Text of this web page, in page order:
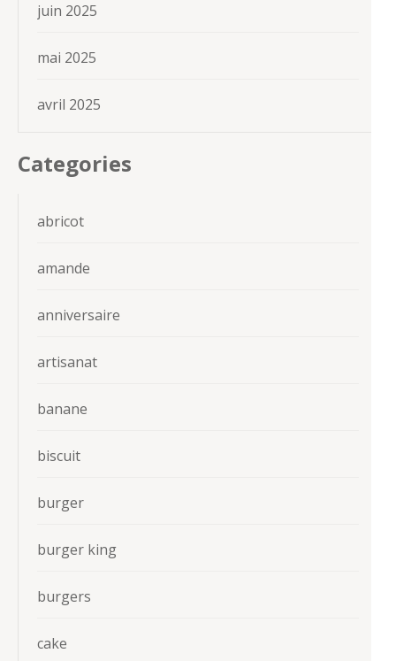
juin 2025
mai 2025
avril 2025
Categories
abricot
amande
anniversaire
artisanat
banane
biscuit
burger
burger king
burgers
cake